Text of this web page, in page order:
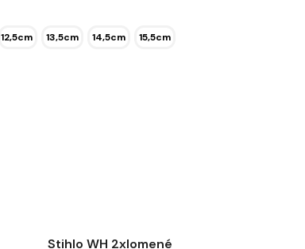
12,5cm 13,5cm 14,5cm 15,5cm
Stihlo WH 2xlomené